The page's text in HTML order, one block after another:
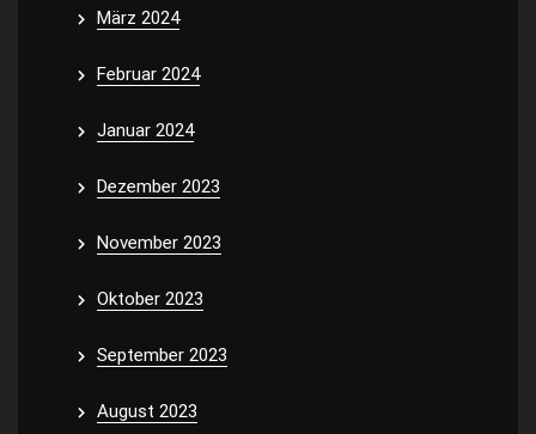
März 2024
Februar 2024
Januar 2024
Dezember 2023
November 2023
Oktober 2023
September 2023
August 2023